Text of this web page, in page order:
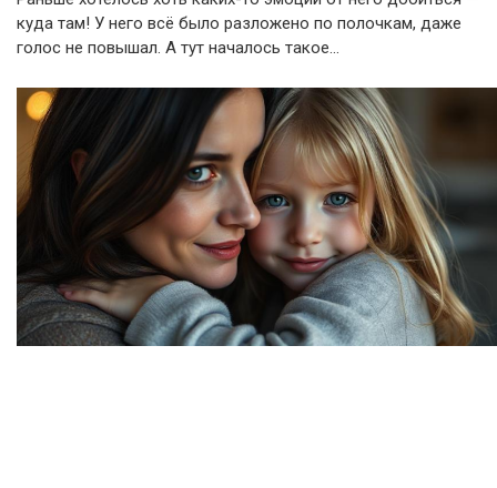
куда там! У него всё было разложено по полочкам, даже
голос не повышал. А тут началось такое…